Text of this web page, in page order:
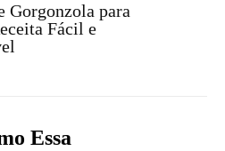
Gorgonzola para
Fácil e
Essa